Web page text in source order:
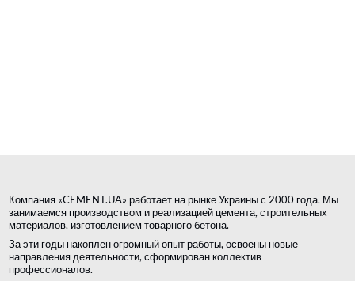
Компания «CEMENT.UA» работает на рынке Украины с 2000 года. Мы
занимаемся производством и реализацией цемента, строительных
материалов, изготовлением товарного бетона.
За эти годы накоплен огромный опыт работы, освоены новые
направления деятельности, сформирован коллектив
профессионалов.